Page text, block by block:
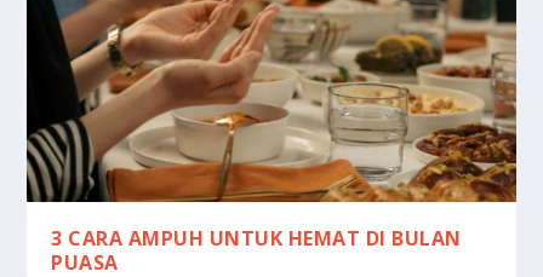
3 CARA AMPUH UNTUK HEMAT DI BULAN
PUASA